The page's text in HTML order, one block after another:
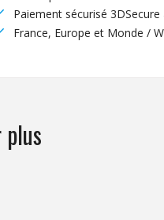
Paiement sécurisé 3DSecure
France, Europe et Monde /
plus